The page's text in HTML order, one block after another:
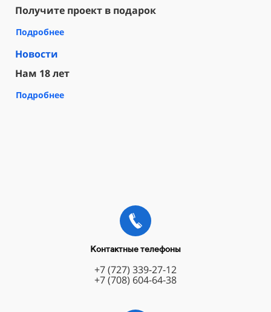
Получите проект в подарок
Подробнее
Новости
Нам 18 лет
Подробнее
Контактные телефоны
+7 (727) 339-27-12
+7 (708) 604-64-38